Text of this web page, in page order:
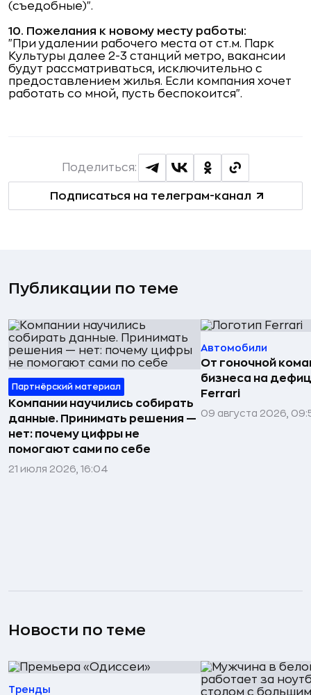
(съедобные)".
10. Пожелания к новому месту работы:
"При удалении рабочего места от ст.м. Парк
Культуры далее 2-3 станций метро, вакансии
будут рассматриваться, исключительно с
предоставлением жилья. Если компания хочет
работать со мной, пусть беспокоится".
Подписаться на телеграм-канал
Поделиться:
Публикации по теме
Партнёрский материал
Компании научились собирать
данные. Принимать решения —
нет: почему цифры не
помогают сами по себе
21 июля 2026, 16:04
Автомобили
От гоночной
бизнеса на
Ferrari
09 августа 2026,
Новости по теме
Тренды